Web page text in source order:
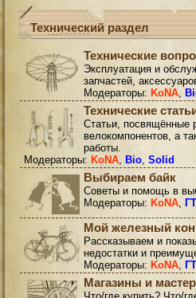
Технический раздел
Технические
Эксплуатация и
запчастей,
Модераторы: KoNA,
Технические
Статьи, посвящённые
велокомпонентов, а
работы.
Модераторы: KoNA, Bio, Solid
Выбираем байк
Советы и помощь в
Модераторы: KoNA, ГТ
Мой железный
Рассказываем и
недостатки и
Модераторы: KoNA, ГТ
Магазины и